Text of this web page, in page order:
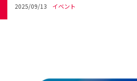
2025/09/13 イベント